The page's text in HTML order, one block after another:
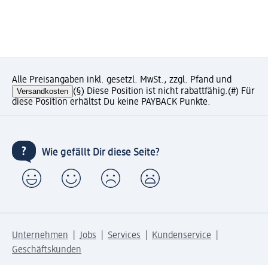
Alle Preisangaben inkl. gesetzl. MwSt., zzgl. Pfand und
Versandkosten (§) Diese Position ist nicht rabattfähig.(#) Für
diese Position erhältst Du keine PAYBACK Punkte.
Wie gefällt Dir diese Seite?
Unternehmen Jobs Services
Kundenservice
Geschäftskunden